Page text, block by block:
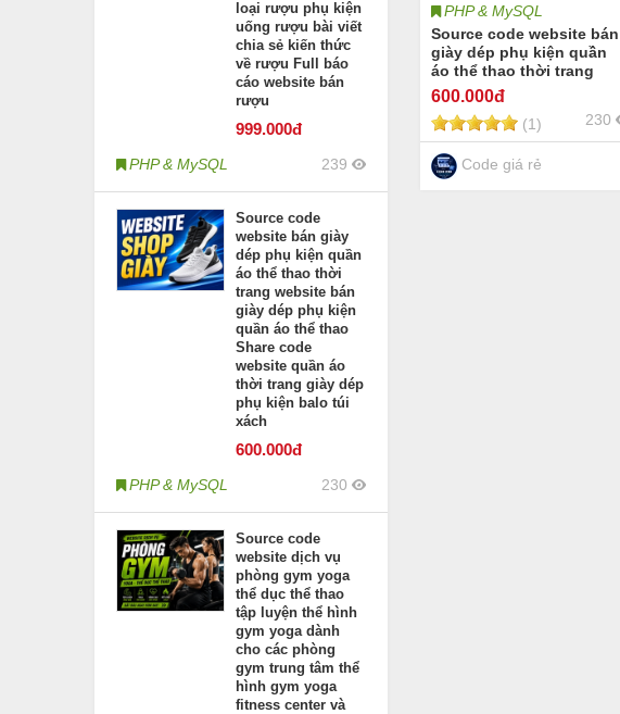
PHP & MySQL
Source code website bán
giày dép phụ kiện quần
áo thể thao thời trang
website bán giày dép phụ
kiện quần áo thể thao
Share code website quần
áo thời trang giày dép
phụ kiện balo túi xách
600.000đ
(1) 230
Code giá rẻ
loại rượu phụ kiện
uống rượu bài viết
chia sẻ kiến thức
về rượu Full báo
cáo website bán
rượu
999.000đ
PHP & MySQL 239
Source code
website bán giày
dép phụ kiện quần
áo thể thao thời
trang website bán
giày dép phụ kiện
quần áo thể thao
Share code
website quần áo
thời trang giày dép
phụ kiện balo túi
xách
600.000đ
PHP & MySQL 230
Source code
website dịch vụ
phòng gym yoga
thể dục thể thao
tập luyện thể hình
gym yoga dành
cho các phòng
gym trung tâm thể
hình gym yoga
fitness center và